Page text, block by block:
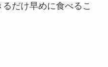
だけ早めに食べるこ